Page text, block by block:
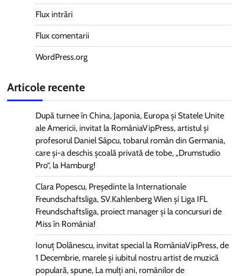
Flux intrări
Flux comentarii
WordPress.org
Articole recente
După turnee în China, Japonia, Europa și Statele Unite
ale Americii, invitat la RomâniaVipPress, artistul și
profesorul Daniel Sâpcu, tobarul român din Germania,
care și-a deschis școală privată de tobe, „Drumstudio
Pro”, la Hamburg!
Clara Popescu, Președinte la Internationale
Freundschaftsliga, SV.Kahlenberg Wien şi Liga IFL
Freundschaftsliga, proiect manager și la concursuri de
Miss în România!
Ionuț Dolănescu, invitat special la RomâniaVipPress, de
1 Decembrie, marele și iubitul nostru artist de muzică
populară, spune, La mulți ani, românilor de